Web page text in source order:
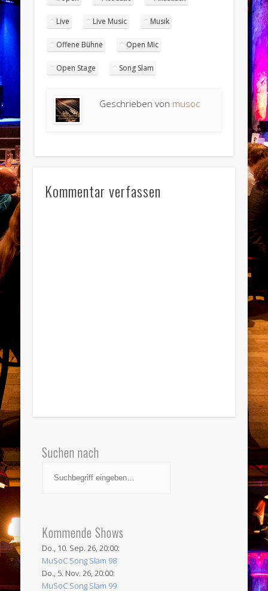
Live Live Music Musik
Offene Bühne Open Mic
Open Stage Song Slam
Geschrieben von musoc
Kommentar verfassen
Suchen nach
Kommende Shows
Do., 10. Sep. 26, 20:00:
MuSoC Song Slam 98
Do., 5. Nov. 26, 20:00:
MuSoC Song Slam 99